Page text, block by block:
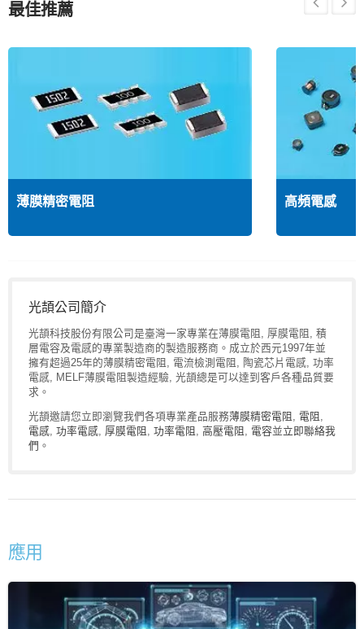
最佳推薦
薄膜精密電阻 高頻電感
光頡公司簡介
光頡科技股份有限公司是臺灣一家專業在薄膜電阻, 厚膜電阻, 積
層電容及電感的專業製造商的製造服務商。成立於西元1997年並
擁有超過25年的薄膜精密電阻, 電流檢測電阻, 陶瓷芯片電感, 功率
電感, MELF薄膜電阻製造經驗, 光頡總是可以達到客戶各種品質要
求。
光頡邀請您立即瀏覽我們各項專業產品服務薄膜精密電阻 電阻
電感 功率電感 厚膜電阻 功率電阻 高壓電阻 電容並立即聯絡我
們 。
應用